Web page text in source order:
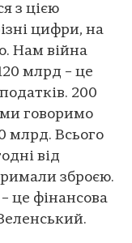
з цією
цифри, на
Нам війна
млрд – це
200
говоримо
млрд. Всього
від
зброєю.
це фінансова